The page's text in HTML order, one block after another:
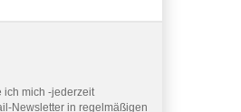
ich mich -jederzeit
Newsletter in regelmäßigen